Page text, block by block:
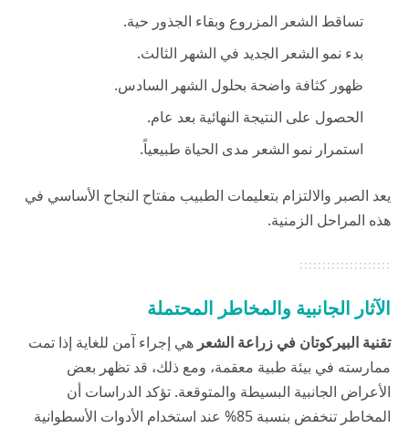
تساقط الشعر المزروع وبقاء الجذور حية.
بدء نمو الشعر الجديد في الشهر الثالث.
ظهور كثافة واضحة بحلول الشهر السادس.
الحصول على النتيجة النهائية بعد عام.
استمرار نمو الشعر مدى الحياة طبيعياً.
يعد الصبر والالتزام بتعليمات الطبيب مفتاح النجاح الأساسي في
هذه المراحل الزمنية.
الآثار الجانبية والمخاطر المحتملة
تقنية البيركوتان في زراعة الشعر هي إجراء آمن للغاية إذا تمت
ممارسته في بيئة طبية معقمة، ومع ذلك، قد تظهر بعض
الأعراض الجانبية البسيطة والمتوقعة. تؤكد الدراسات أن
المخاطر تنخفض بنسبة 85% عند استخدام الأدوات الأسطوانية